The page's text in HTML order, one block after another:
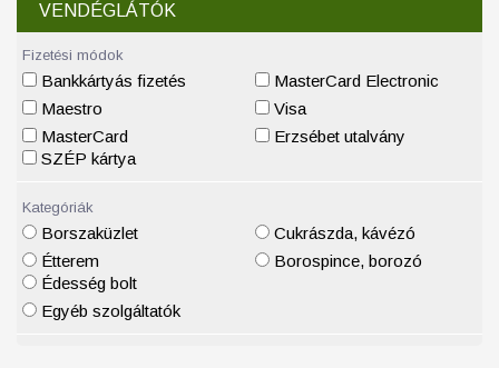
VENDÉGLÁTÓK
Fizetési módok
Bankkártyás fizetés
Maestro
MasterCard
MasterCard Electronic
Visa
Erzsébet utalvány
SZÉP kártya
Kategóriák
Borszaküzlet
Étterem
Cukrászda, kávézó
Borospince, borozó
Édesség bolt
Egyéb szolgáltatók